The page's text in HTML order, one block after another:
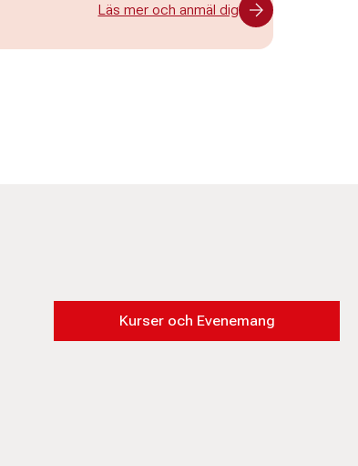
Läs mer och anmäl dig
Kurser och Evenemang